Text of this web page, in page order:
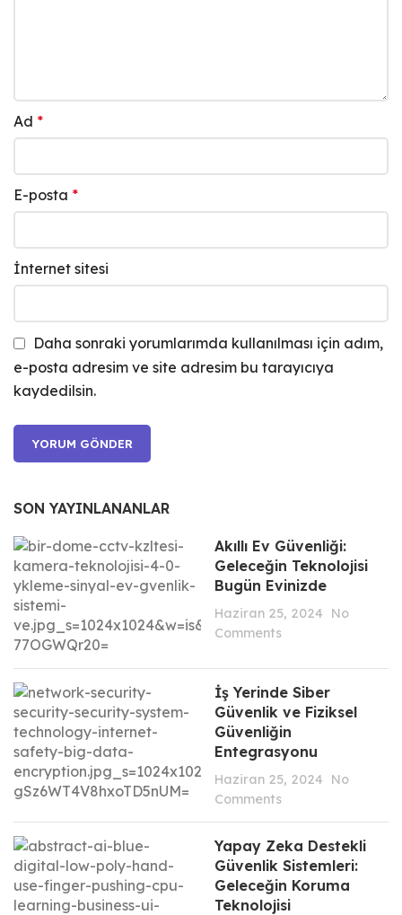
Ad *
E-posta *
İnternet sitesi
Daha sonraki yorumlarımda kullanılması için adım,
e-posta adresim ve site adresim bu tarayıcıya
kaydedilsin.
SON YAYINLANANLAR
Akıllı Ev Güvenliği:
Geleceğin Teknolojisi
Bugün Evinizde
Haziran 25, 2024
No
Comments
İş Yerinde Siber
Güvenlik ve Fiziksel
Güvenliğin
Entegrasyonu
Haziran 25, 2024
No
Comments
Yapay Zeka Destekli
Güvenlik Sistemleri:
Geleceğin Koruma
Teknolojisi